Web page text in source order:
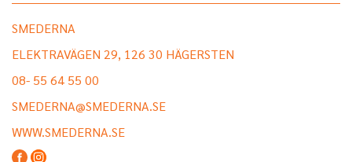
SMEDERNA
ELEKTRAVÄGEN 29, 126 30 HÄGERSTEN
08- 55 64 55 00
SMEDERNA@SMEDERNA.SE
WWW.SMEDERNA.SE